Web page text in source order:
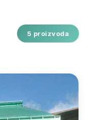
5 proizvoda